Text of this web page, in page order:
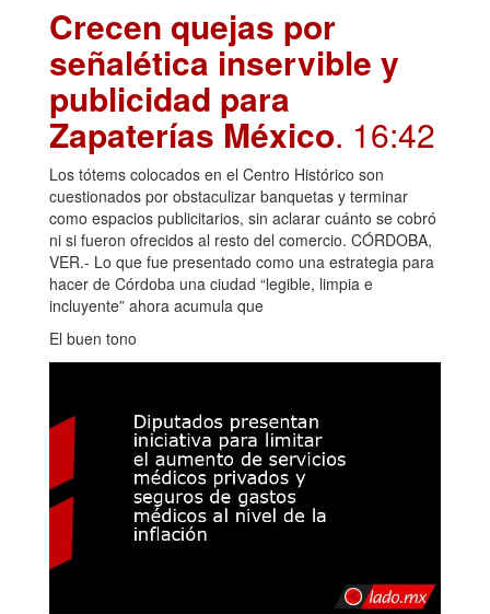
Crecen quejas por
señalética inservible y
publicidad para
Zapaterías México. 16:42
Los tótems colocados en el Centro Histórico son
cuestionados por obstaculizar banquetas y terminar
como espacios publicitarios, sin aclarar cuánto se cobró
ni si fueron ofrecidos al resto del comercio. CÓRDOBA,
VER.- Lo que fue presentado como una estrategia para
hacer de Córdoba una ciudad “legible, limpia e
incluyente” ahora acumula que
El buen tono